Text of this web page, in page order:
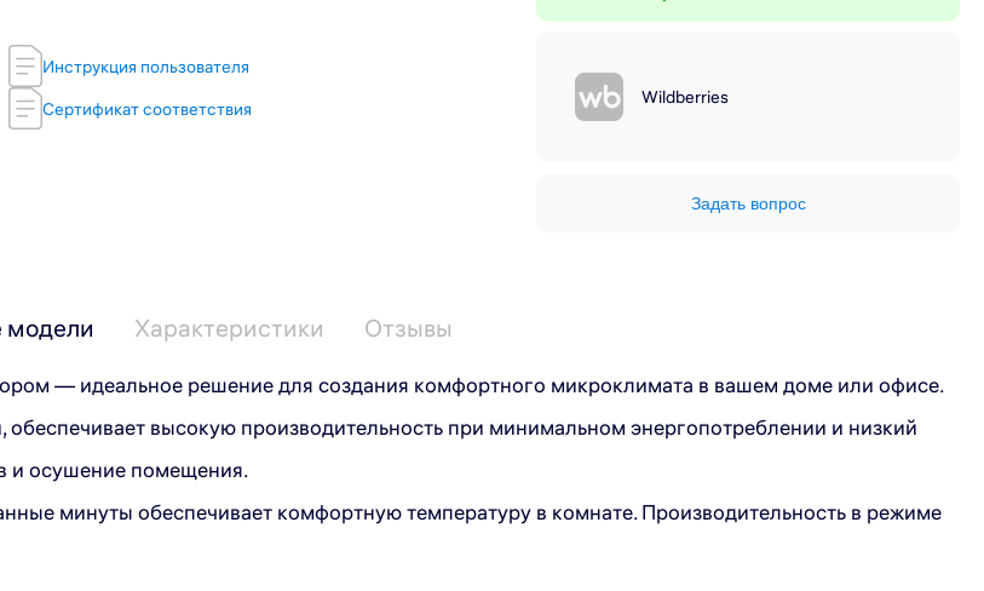
Инструкция пользователя
Сертификат соответствия
Wildberries
Задать вопрос
модели Характеристики Отзывы
— идеальное решение для создания комфортного микроклимата в вашем доме или офисе.
высокую производительность при минимальном энергопотреблении и низкий
и осушение помещения.
минуты обеспечивает комфортную температуру в комнате. Производительность в режиме